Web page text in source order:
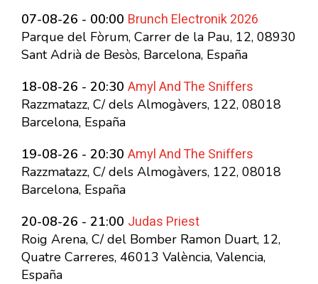
07-08-26 - 00:00 Brunch Electronik 2026
Parque del Fòrum, Carrer de la Pau, 12, 08930
Sant Adrià de Besòs, Barcelona, España
18-08-26 - 20:30 Amyl And The Sniffers
Razzmatazz, C/ dels Almogàvers, 122, 08018
Barcelona, España
19-08-26 - 20:30 Amyl And The Sniffers
Razzmatazz, C/ dels Almogàvers, 122, 08018
Barcelona, España
20-08-26 - 21:00 Judas Priest
Roig Arena, C/ del Bomber Ramon Duart, 12,
Quatre Carreres, 46013 València, Valencia,
España